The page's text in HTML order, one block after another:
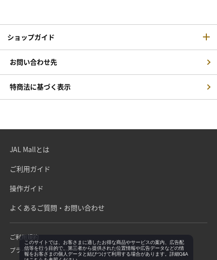
ショップガイド
お問い合わせ先
特商法に基づく表示
JAL Mallとは
ご利用ガイド
操作ガイド
よくあるご質問・お問い合わせ
ご利用規約
プライバシーポリシー
このサイトでは、お客さまに適したお得な商品やサービスの案内、広告配
信等を行う目的で、第三者から提供された位置情報や広告データなどの情
報をお客さまの個人データと結びつけて利用する場合があります。詳細Q&A